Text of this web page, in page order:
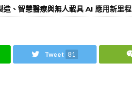
、智慧醫療與無人載具 AI 應用新里程
Tweet 81